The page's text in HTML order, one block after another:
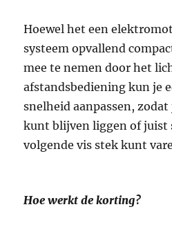
Hoewel het een
systeem opvallend
mee te nemen door het
afstandsbediening kun je
snelheid aanpassen,
kunt blijven liggen of juist
volgende vis stek kunt
Hoe werkt de korting?